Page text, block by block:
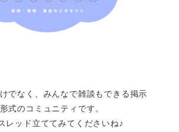
でなく、みんなで雑談もできる掲示
式のコミュニティです。
レッド立ててみてくださいね♪